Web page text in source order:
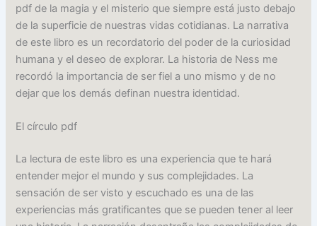
pdf de la magia y el misterio que siempre está justo debajo
de la superficie de nuestras vidas cotidianas. La narrativa
de este libro es un recordatorio del poder de la curiosidad
humana y el deseo de explorar. La historia de Ness me
recordó la importancia de ser fiel a uno mismo y de no
dejar que los demás definan nuestra identidad.
El círculo pdf
La lectura de este libro es una experiencia que te hará
entender mejor el mundo y sus complejidades. La
sensación de ser visto y escuchado es una de las
experiencias más gratificantes que se pueden tener al leer